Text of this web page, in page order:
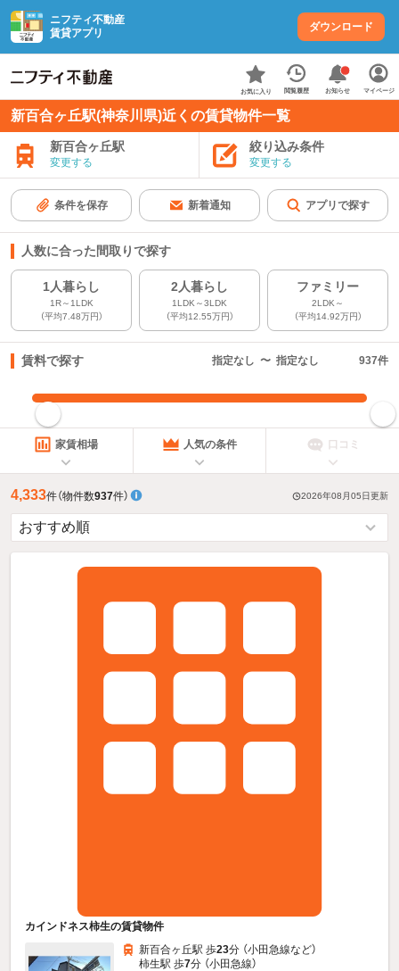
ニフティ不動産
賃貸アプリ
ダウンロード
お気に入り 閲覧履歴 お知らせ マイページ
新百合ヶ丘駅(神奈川県)近くの賃貸物件一覧
新百合ヶ丘駅
変更する
絞り込み条件
変更する
条件を保存 新着通知 アプリで探す
人数に合った間取りで探す
1人暮らし
1R～1LDK
（平均7.48万円）
2人暮らし
1LDK～3LDK
（平均12.55万円）
ファミリー
2LDK～
（平均14.92万円）
賃料で探す 指定なし 〜 指定なし 937件
指定した賃料で絞り込む
家賃相場 人気の条件 口コミ
4,333件（物件数937件） 2026年08月05日更新
カインドネス柿生の賃貸物件
新百合ヶ丘駅 歩23分 （小田急線など）
柿生駅 歩7分 （小田急線）